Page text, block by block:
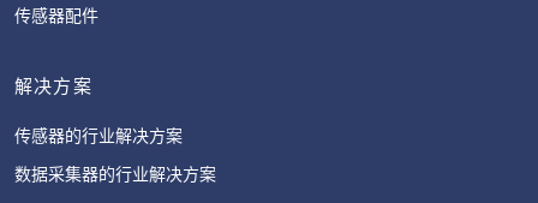
传感器配件
解决方案
传感器的行业解决方案
数据采集器的行业解决方案